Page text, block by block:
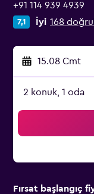
+91 114 939 4939
7,1 İyi 168
15.08 Cmt
2 konuk, 1 oda
Fırsat başlangıç